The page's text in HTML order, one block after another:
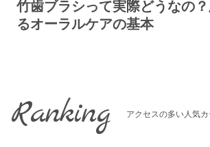
竹歯ブラシって実際どうなの
るオーラルケアの基本
Ranking アクセスの多い人気カ